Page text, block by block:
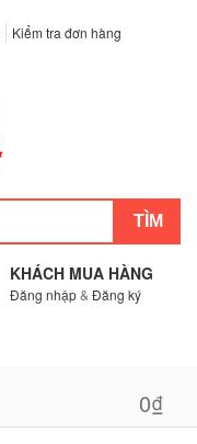
Kiểm tra đơn hàng
KHÁCH MUA HÀNG
Đăng nhập& Đăng ký
0₫